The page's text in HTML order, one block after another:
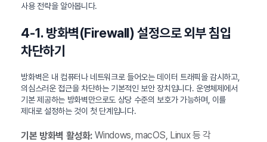
사용 전략을 알아봅니다.
4-1. 방화벽(Firewall) 설정으로 외부 침입
차단하기
방화벽은 내 컴퓨터나 네트워크로 들어오는 데이터 트래픽을 감시하고,
의심스러운 접근을 차단하는 기본적인 보안 장치입니다. 운영체제에서
기본 제공하는 방화벽만으로도 상당 수준의 보호가 가능하며, 이를
제대로 설정하는 것이 첫 단계입니다.
기본 방화벽 활성화:Windows, macOS, Linux 등 각